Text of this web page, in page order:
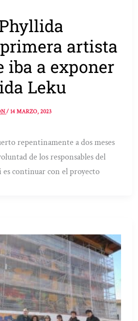
artista
iba a exponer
Leku
/14 MARZO, 2023
repentinamente a dos meses
de los responsables del
continuar con el proyecto